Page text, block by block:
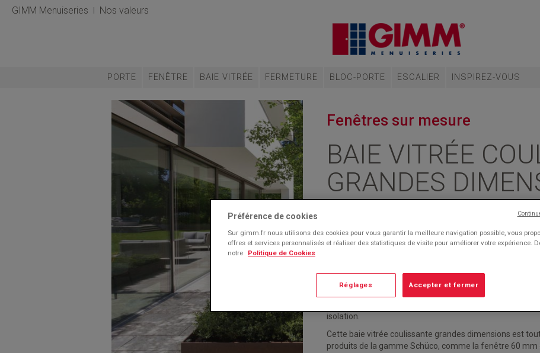
GIMM Menuiseries Nos valeurs
PORTE FENÊTRE BAIE VITRÉE FERMETURE BLOC-PORTE ESCALIER INSPIREZ-VOUS
Fenêtres sur mesure
BAIE VITRÉE
GRANDES
FENÊTRE ALUMINIUM HAUT DE
La baie vitrée coulissante Grandes Dimensions en
des coulissants traditionnels. Elle est idéale pour de plus
3 m × L. 8 m (jusqu’à 4 vantaux de 2 m). Elle offre
inégalées. Le coulissant de grandes dimensions est le
fusionner intérieur et extérieur, maximiser la lumière
dimensions permet d’ajouter une touche de modernité
isolation.
Cette baie vitrée coulissante grandes dimensions est
produits de la gamme Schüco, comme la fenêtre 60 mm
Préférence de cookies
Sur gimm.fr nous utilisons des cookies pour vous garantir la meilleure navigation possible, vous
offres et services personnalisés et réaliser des statistiques de visite pour améliorer votre expérience.
notre
Politique de Cookies
Accepter et fermer
Réglages